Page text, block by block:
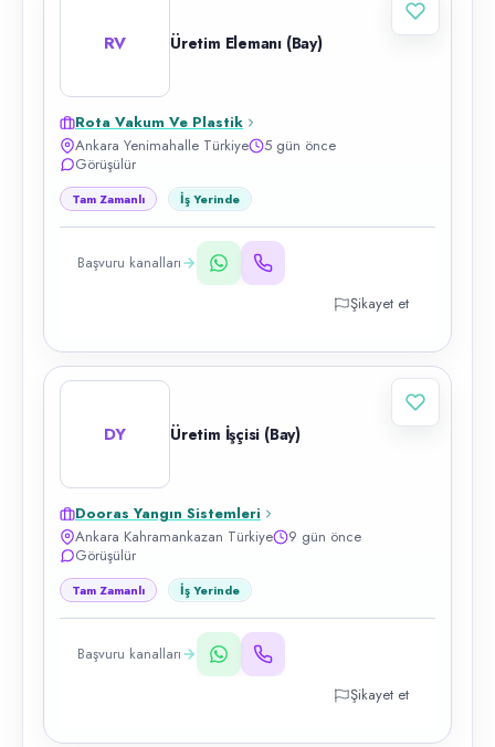
RV Üretim Elemanı (Bay)
Rota Vakum Ve Plastik
Ankara Yenimahalle Türkiye
5 gün önce
Görüşülür
Tam Zamanlı İş Yerinde
Başvuru kanalları
Şikayet et
DY Üretim İşçisi (Bay)
Dooras Yangın Sistemleri
Ankara Kahramankazan Türkiye
9 gün önce
Görüşülür
Tam Zamanlı İş Yerinde
Başvuru kanalları
Şikayet et